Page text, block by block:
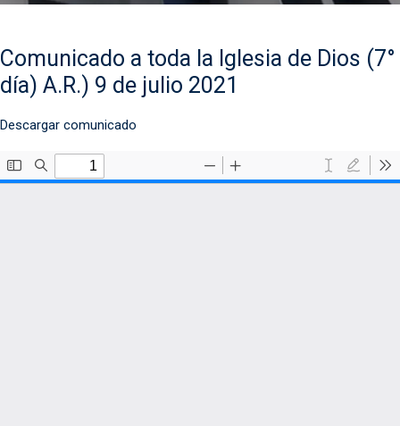
Comunicado a toda la Iglesia de Dios (7°
día) A.R.) 9 de julio 2021
Descargar comunicado